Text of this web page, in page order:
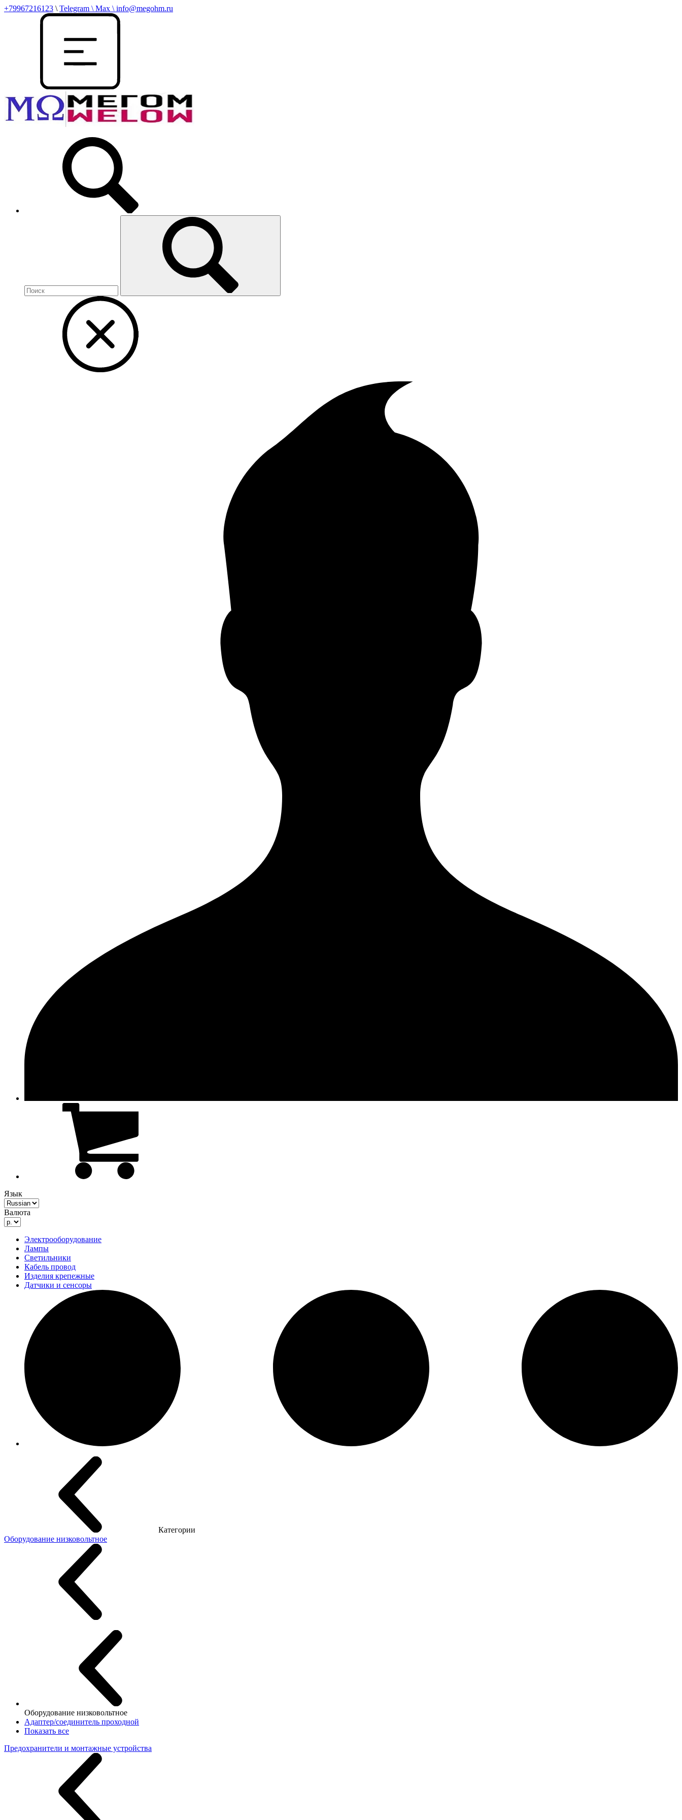
+79967216123 \ Telegram \ Max \ info@megohm.ru
Язык
Валюта
Электрооборудование
Лампы
Светильники
Кабель провод
Изделия крепежные
Датчики и сенсоры
Категории
Оборудование низковольтное
Оборудование низковольтное
Адаптер/соединитель проходной
Показать все
Предохранители и монтажные устройства